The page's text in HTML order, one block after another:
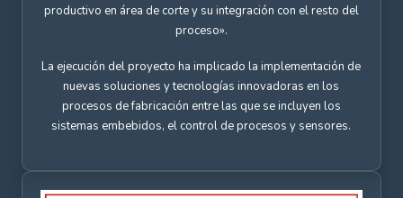
productivo en área de corte y su integración con el resto del
proceso».
La ejecución del proyecto ha implicado la implementación de
nuevas soluciones y tecnologías innovadoras en los
procesos de fabricación entre las que se incluyen los
sistemas embebidos, el control de procesos y sensores.